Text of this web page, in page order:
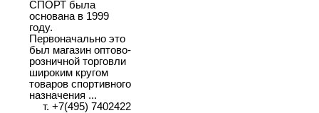
СПОРТ была
основана в 1999
году.
Первоначально это
был магазин оптово-
розничной торговли
широким кругом
товаров спортивного
назначения ...
т. +7(495) 7402422